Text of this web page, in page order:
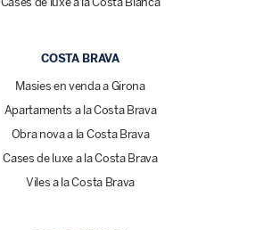
COSTA BRAVA
Masies en venda a Girona
Apartaments a la Costa Brava
Obra nova a la Costa Brava
Cases de luxe a la Costa Brava
Viles a la Costa Brava